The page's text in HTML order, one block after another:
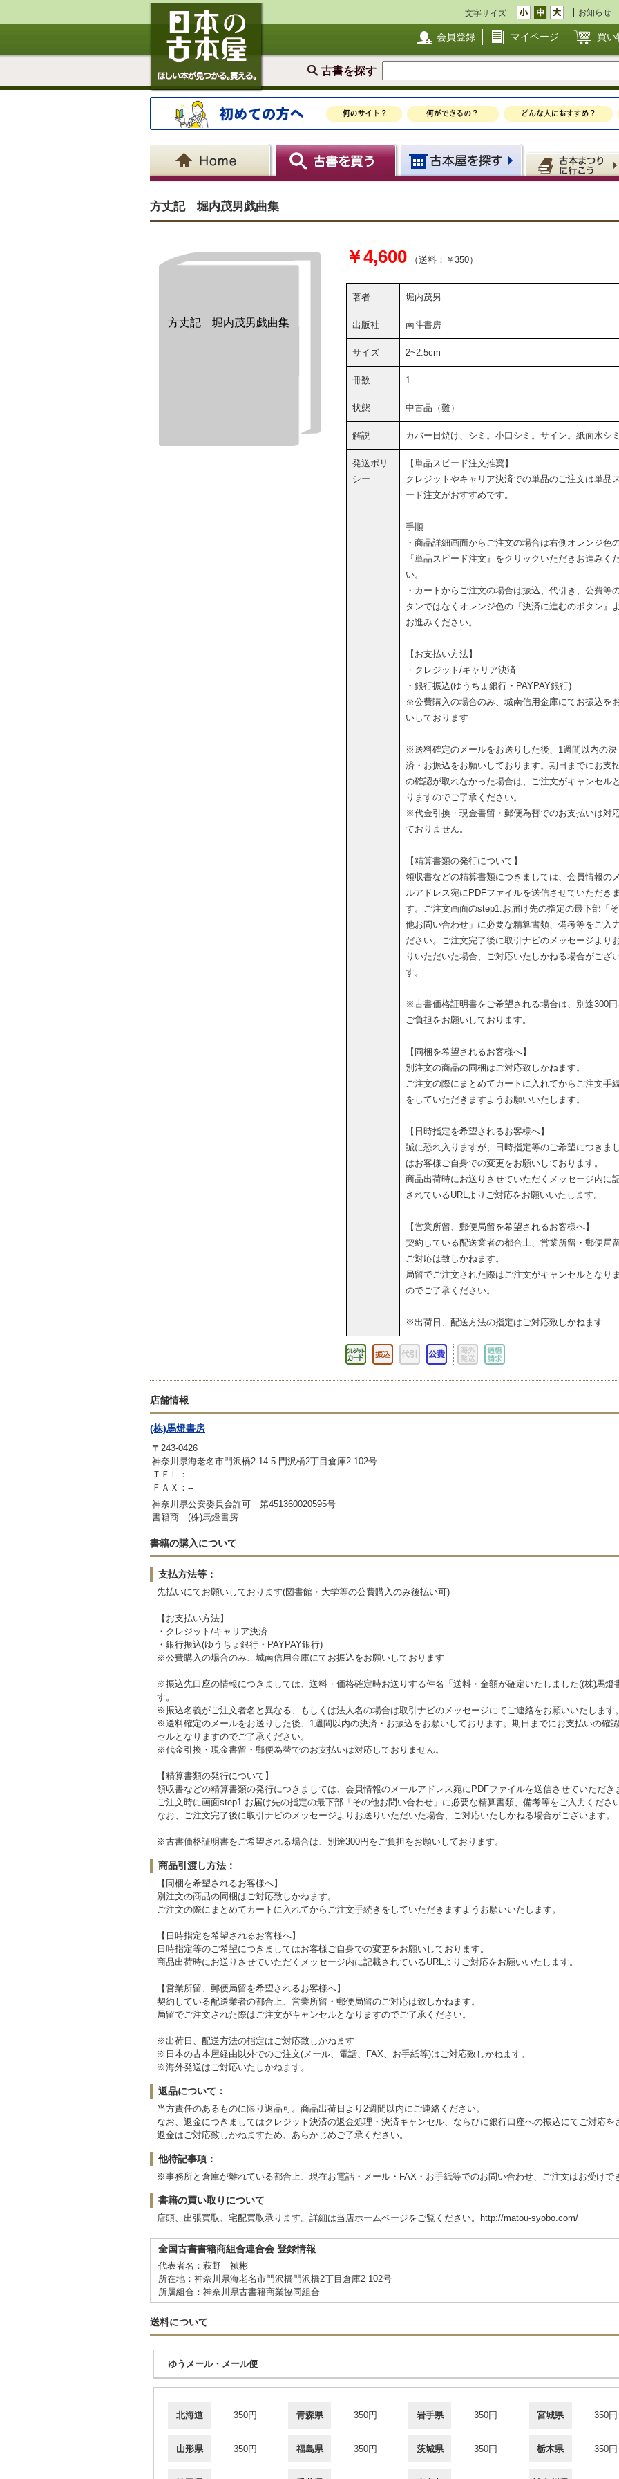
文字サイズ お知らせ
会員登録 マイページ 買い
古書を探す
方丈記 堀内茂男戯曲集
方丈記 堀内茂男戯曲集
￥4,600 （送料：￥350）
著者 堀内茂男
出版社 南斗書房
サイズ 2~2.5cm
冊数 1
状態 中古品（難）
解説 カバー日焼け、シミ。小口シミ。サイン。紙面水シミ
発送ポリ
シー
【単品スピード注文推奨】
クレジットやキャリア決済での単品のご注文は単品
ード注文がおすすめです。
手順
・商品詳細画面からご注文の場合は右側オレンジ色
『単品スピード注文』をクリックいただきお進みく
い。
・カートからご注文の場合は振込、代引き、公費等
タンではなくオレンジ色の『決済に進むのボタン』
お進みください。
【お支払い方法】
・クレジット/キャリア決済
・銀行振込(ゆうちょ銀行・PAYPAY銀行)
※公費購入の場合のみ、城南信用金庫にてお振込を
いしております
※送料確定のメールをお送りした後、1週間以内の決
済・お振込をお願いしております。期日までにお支
の確認が取れなかった場合は、ご注文がキャンセル
りますのでご了承ください。
※代金引換・現金書留・郵便為替でのお支払いは対
ておりません。
【精算書類の発行について】
領収書などの精算書類につきましては、会員情報の
ルアドレス宛にPDFファイルを送信させていただきま
す。ご注文画面のstep1.お届け先の指定の最下部「
他お問い合わせ」に必要な精算書類、備考等をご入
ださい。ご注文完了後に取引ナビのメッセージより
りいただいた場合、ご対応いたしかねる場合がござ
す。
※古書価格証明書をご希望される場合は、別途300円
ご負担をお願いしております。
【同梱を希望されるお客様へ】
別注文の商品の同梱はご対応致しかねます。
ご注文の際にまとめてカートに入れてからご注文手
をしていただきますようお願いいたします。
【日時指定を希望されるお客様へ】
誠に恐れ入りますが、日時指定等のご希望につきま
はお客様ご自身での変更をお願いしております。
商品出荷時にお送りさせていただくメッセージ内に
されているURLよりご対応をお願いいたします。
【営業所留、郵便局留を希望されるお客様へ】
契約している配送業者の都合上、営業所留・郵便局
ご対応は致しかねます。
局留でご注文された際はご注文がキャンセルとなり
のでご了承ください。
※出荷日、配送方法の指定はご対応致しかねます
店舗情報
(株)馬燈書房
〒243-0426
神奈川県海老名市門沢橋2-14-5 門沢橋2丁目倉庫2 102号
ＴＥＬ：--
ＦＡＸ：--
神奈川県公安委員会許可 第451360020595号
書籍商 (株)馬燈書房
書籍の購入について
支払方法等：
先払いにてお願いしております(図書館・大学等の公費購入のみ後払い可)
【お支払い方法】
・クレジット/キャリア決済
・銀行振込(ゆうちょ銀行・PAYPAY銀行)
※公費購入の場合のみ、城南信用金庫にてお振込をお願いしております
※振込先口座の情報につきましては、送料・価格確定時お送りする件名「送料・金額が確定いたしました((株)馬燈
す。
※振込名義がご注文者名と異なる、もしくは法人名の場合は取引ナビのメッセージにてご連絡をお願いいたします。
※送料確定のメールをお送りした後、1週間以内の決済・お振込をお願いしております。期日までにお支払いの確
セルとなりますのでご了承ください。
※代金引換・現金書留・郵便為替でのお支払いは対応しておりません。
【精算書類の発行について】
領収書などの精算書類の発行につきましては、会員情報のメールアドレス宛にPDFファイルを送信させていただき
ご注文時に画面step1.お届け先の指定の最下部「その他お問い合わせ」に必要な精算書類、備考等をご入力ください
なお、ご注文完了後に取引ナビのメッセージよりお送りいただいた場合、ご対応いたしかねる場合がございます。
※古書価格証明書をご希望される場合は、別途300円をご負担をお願いしております。
商品引渡し方法：
【同梱を希望されるお客様へ】
別注文の商品の同梱はご対応致しかねます。
ご注文の際にまとめてカートに入れてからご注文手続きをしていただきますようお願いいたします。
【日時指定を希望されるお客様へ】
日時指定等のご希望につきましてはお客様ご自身での変更をお願いしております。
商品出荷時にお送りさせていただくメッセージ内に記載されているURLよりご対応をお願いいたします。
【営業所留、郵便局留を希望されるお客様へ】
契約している配送業者の都合上、営業所留・郵便局留のご対応は致しかねます。
局留でご注文された際はご注文がキャンセルとなりますのでご了承ください。
※出荷日、配送方法の指定はご対応致しかねます
※日本の古本屋経由以外でのご注文(メール、電話、FAX、お手紙等)はご対応致しかねます。
※海外発送はご対応いたしかねます。
返品について：
当方責任のあるものに限り返品可。商品出荷日より2週間以内にご連絡ください。
なお、返金につきましてはクレジット決済の返金処理・決済キャンセル、ならびに銀行口座への振込にてご対応
返金はご対応致しかねますため、あらかじめご了承ください。
他特記事項：
※事務所と倉庫が離れている都合上、現在お電話・メール・FAX・お手紙等でのお問い合わせ、ご注文はお受けで
書籍の買い取りについて
店頭、出張買取、宅配買取承ります。詳細は当店ホームページをご覧ください。http://matou-syobo.com/
全国古書書籍商組合連合会 登録情報
代表者名：萩野 禎彬
所在地：神奈川県海老名市門沢橋門沢橋2丁目倉庫2 102号
所属組合：神奈川県古書籍商業協同組合
送料について
ゆうメール・メール便
北海道 350円 青森県 350円 岩手県 350円 宮城県 350円
山形県 350円 福島県 350円 茨城県 350円 栃木県 350円